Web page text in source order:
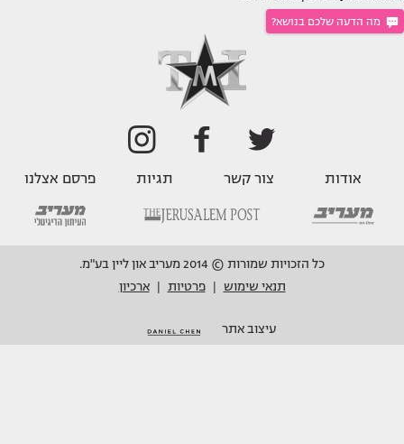
מה הדעה שלכם בנושא?
אודות צור קשר תגיות פרסם אצלנו
כל הזכויות שמורות © 2014 מעריב און ליין בע"מ.
תנאי שימוש
פרטיות ארכיון
עיצוב אתר